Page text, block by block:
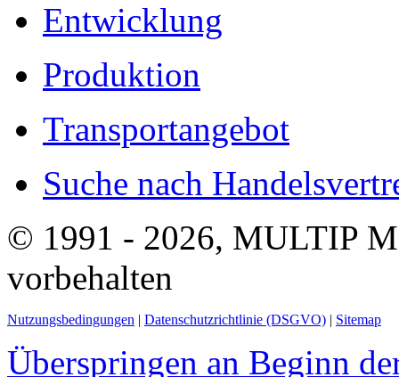
Entwicklung
Produktion
Transportangebot
Suche nach
© 1991 - 2026, MULTIP
vorbehalten
Nutzungsbedingungen | Datenschutzrichtlinie (DSGVO) | Sitemap
Überspringen an Beginn